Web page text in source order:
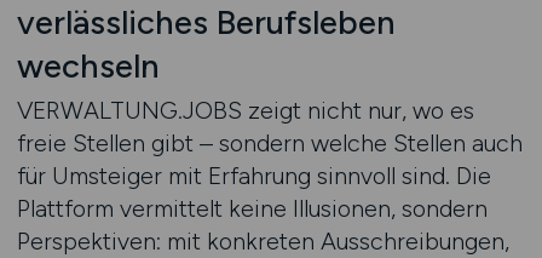
verlässliches Berufsleben
wechseln
VERWALTUNG.JOBS zeigt nicht nur, wo es
freie Stellen gibt – sondern welche Stellen auch
für Umsteiger mit Erfahrung sinnvoll sind. Die
Plattform vermittelt keine Illusionen, sondern
Perspektiven: mit konkreten Ausschreibungen,